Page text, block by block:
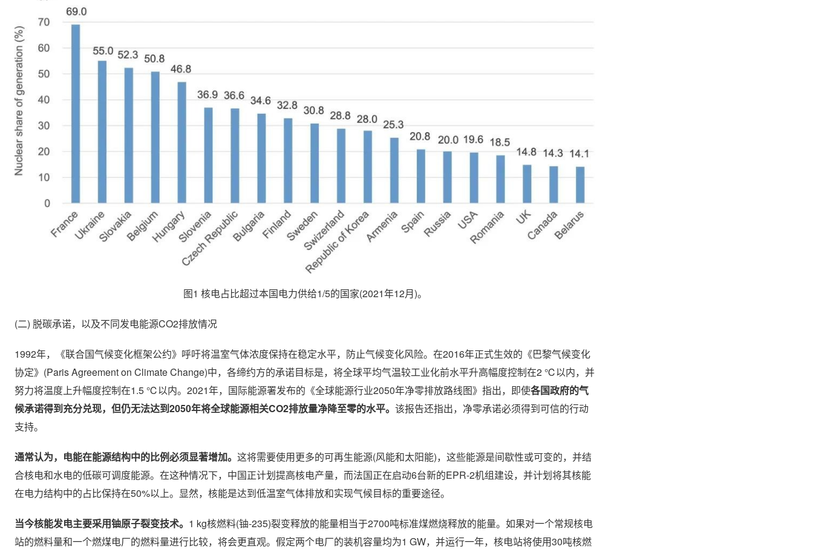
图1 核电占比超过本国电力供给1/5的国家(2021年12月)。
(二) 脱碳承诺，以及不同发电能源CO2排放情况
1992年，《联合国气候变化框架公约》呼吁将温室气体浓度保持在稳定水平，防止气候变化风险。在2016年正式生效的《巴黎气候变化
协定》(Paris Agreement on Climate Change)中，各缔约方的承诺目标是，将全球平均气温较工业化前水平升高幅度控制在2 ℃以内，并
努力将温度上升幅度控制在1.5 ℃以内。2021年，国际能源署发布的《全球能源行业2050年净零排放路线图》指出，即使各国政府的气
候承诺得到充分兑现，但仍无法达到2050年将全球能源相关CO2排放量净降至零的水平。 该报告还指出，净零承诺必须得到可信的行动
支持。
通常认为，电能在能源结构中的比例必须显著增加。 这将需要使用更多的可再生能源(风能和太阳能)，这些能源是间歇性或可变的，并结
合核电和水电的低碳可调度能源。在这种情况下，中国正计划提高核电产量，而法国正在启动6台新的EPR-2机组建设，并计划将其核能
在电力结构中的占比保持在50%以上。显然，核能是达到低温室气体排放和实现气候目标的重要途径。
当今核能发电主要采用铀原子裂变技术。 1 kg核燃料(铀-235)裂变释放的能量相当于2700吨标准煤燃烧释放的能量。如果对一个常规核电
站的燃料量和一个燃煤电厂的燃料量进行比较，将会更直观。假定两个电厂的装机容量均为1 GW，并运行一年，核电站将使用30吨核燃